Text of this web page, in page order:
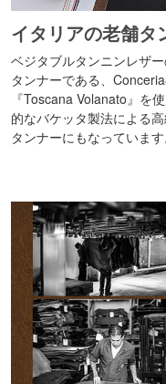
イタリアの老舗タ
ベジタブルタンニンレザ
タンナーである、
『Toscana Volanato』を
的なバケッタ製法による
タンナーにもなっています